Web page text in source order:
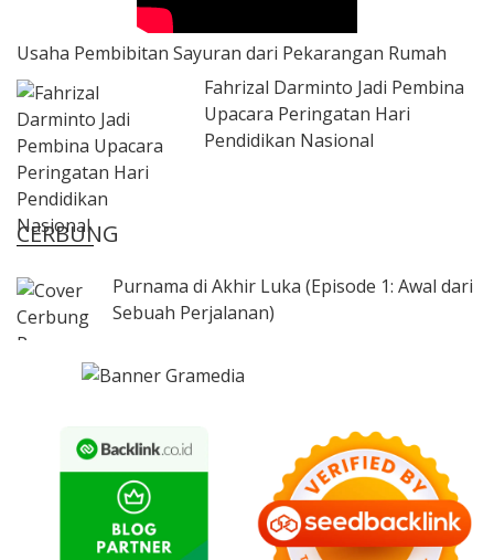
Usaha Pembibitan Sayuran dari Pekarangan Rumah
Fahrizal Darminto Jadi Pembina
Upacara Peringatan Hari
Pendidikan Nasional
CERBUNG
Purnama di Akhir Luka (Episode 1: Awal dari
Sebuah Perjalanan)